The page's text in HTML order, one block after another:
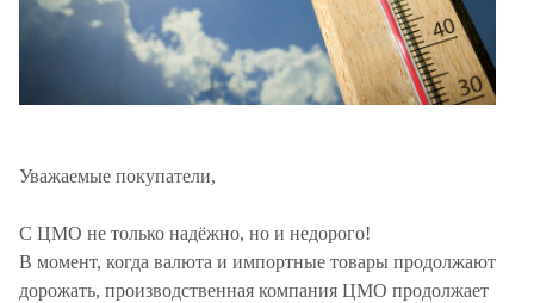
Уважаемые покупатели,
С ЦМО не только надёжно, но и недорого!
В момент, когда валюта и импортные товары продолжают
дорожать, производственная компания ЦМО продолжает